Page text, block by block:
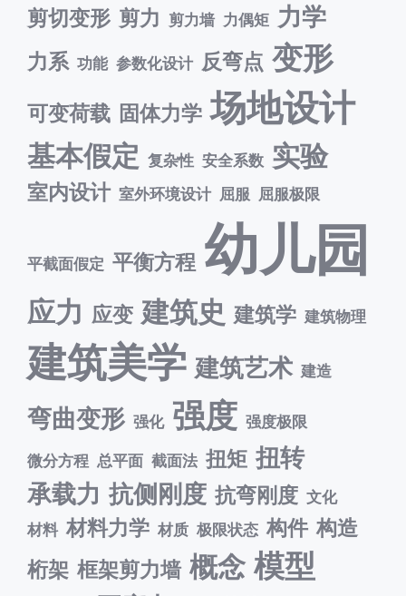
剪切变形 剪力 剪力墙 力偶矩 力学
力系 功能 参数化设计 反弯点 变形
可变荷载 固体力学 场地设计
基本假定 复杂性 安全系数 实验
室内设计 室外环境设计 屈服 屈服极限
平截面假定 平衡方程 幼儿园
应力 应变 建筑史 建筑学 建筑物理
建筑美学 建筑艺术 建造
弯曲变形 强化 强度 强度极限
微分方程 总平面 截面法 扭矩 扭转
承载力 抗侧刚度 抗弯刚度 文化
材料 材料力学 材质 极限状态 构件 构造
桁架 框架剪力墙 概念 模型